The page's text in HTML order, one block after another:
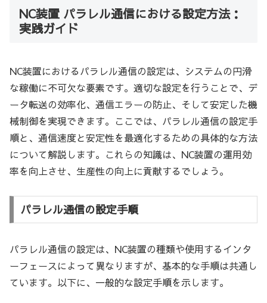
NC装置 パラレル通信における設定方法：
実践ガイド
NC装置におけるパラレル通信の設定は、システムの円滑
な稼働に不可欠な要素です。適切な設定を行うことで、デ
ータ転送の効率化、通信エラーの防止、そして安定した機
械制御を実現できます。ここでは、パラレル通信の設定手
順と、通信速度と安定性を最適化するための具体的な方法
について解説します。これらの知識は、NC装置の運用効
率を向上させ、生産性の向上に貢献するでしょう。
パラレル通信の設定手順
パラレル通信の設定は、NC装置の種類や使用するインタ
ーフェースによって異なりますが、基本的な手順は共通し
ています。以下に、一般的な設定手順を示します。